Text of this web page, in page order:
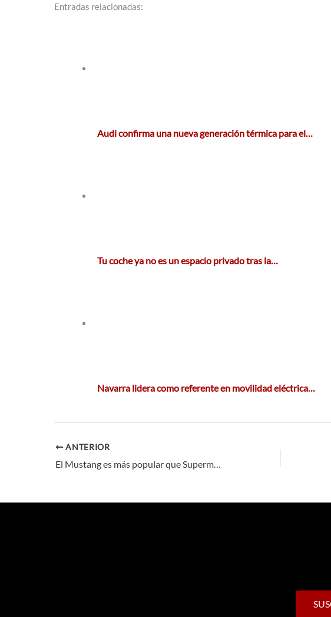
Entradas relacionadas:
Audi confirma una nueva generación térmica para el…
Tu coche ya no es un espacio privado tras la…
Navarra lidera como referente en movilidad eléctrica…
ANTERIOR
El Mustang es más popular que Superman y Batman